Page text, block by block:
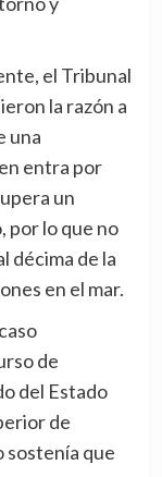
la razón a
una
entra por
un
lo que no
décima de la
en el mar.
de
del Estado
de
sostenía que